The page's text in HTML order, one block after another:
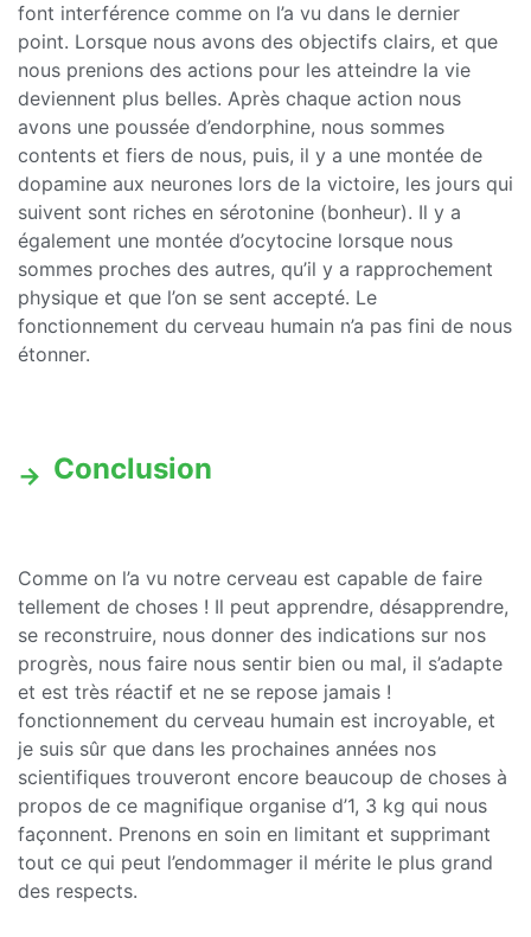
font interférence comme on l’a vu dans le dernier
point. Lorsque nous avons des objectifs clairs, et que
nous prenions des actions pour les atteindre la vie
deviennent plus belles. Après chaque action nous
avons une poussée d’endorphine, nous sommes
contents et fiers de nous, puis, il y a une montée de
dopamine aux neurones lors de la victoire, les jours qui
suivent sont riches en sérotonine (bonheur). Il y a
également une montée d’ocytocine lorsque nous
sommes proches des autres, qu’il y a rapprochement
physique et que l’on se sent accepté. Le
fonctionnement du cerveau humain n’a pas fini de nous
étonner.
Conclusion
Comme on l’a vu notre cerveau est capable de faire
tellement de choses ! Il peut apprendre, désapprendre,
se reconstruire, nous donner des indications sur nos
progrès, nous faire nous sentir bien ou mal, il s’adapte
et est très réactif et ne se repose jamais !
fonctionnement du cerveau humain est incroyable, et
je suis sûr que dans les prochaines années nos
scientifiques trouveront encore beaucoup de choses à
propos de ce magnifique organise d’1, 3 kg qui nous
façonnent. Prenons en soin en limitant et supprimant
tout ce qui peut l’endommager il mérite le plus grand
des respects.